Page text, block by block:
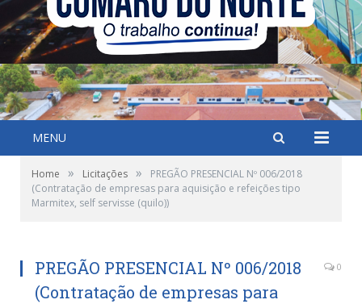
MENU
Home » Licitações »
PREGÃO PRESENCIAL Nº 006/2018
(Contratação de empresas para aquisição e refeições tipo
Marmitex, self servisse (quilo))
PREGÃO PRESENCIAL Nº 006/2018
(Contratação de empresas para
0